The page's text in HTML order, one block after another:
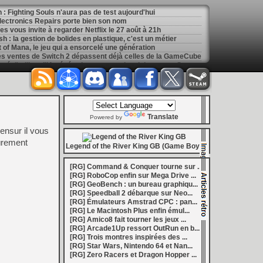
: Fighting Souls n'aura pas de test aujourd'hui
Repairs porte bien son nom
vous invite à regarder Netflix le 27 août à 21h
: la gestion de bolides en plastique, c'est un métier
Mana, le jeu qui a ensorcelé une génération
ventes de Switch 2 dépassent déjà celles de la GameCube
[
GK] Kingdom Hearts : accusé d'utiliser l'IA générative sur son visuel de promo, Square Enix invoque « l'erreur humaine »
de Halo : Campaign Evolved
[
GK] Inspiré par System Shock 2 et Doom 3, le FPS DERELIKT veut vous foutre la trouille à la fin 2026
l’affichage emblématique de la Game Boy
Éclatants » arriveront sur Switch 2 en octobre
: après un accueil mitigé, Game Freak va revoir sa copie
Champions Tactics, le jeu NFT ferme ses portes
: l'hymne ultime à la solitude a déjà quarante ans
le maintien des jeux physiques pour les joueurs
27 veut apporter du sang neuf avec le mode The Grounds
médiéval à petit prix pour la rentrée
des Zelda de la Game Boy arrivera à la rentrée 2026
Vault arrive sur le marché en 1.0
Hunter Wilds avec un prologue gratuit
[
GK] Mémoire cash - Retour sur Hybrid Heaven, l'étrange exclusivité Konami de la Nintendo 64
[
GK] Nouvelle grève à Quantic Dream (Detroit : Become Human) contre les 115 licenciements
[
GK] Mafia The Old Country : l'extension « Homme d'honneur » se dévoile avant sa sortie
Boy disponibles sur le Nintendo Switch Online
Dead : Streets of Survival tient sa date de sortie
[
GK] C'est officiel, Electronic Arts devient la propriété de l'Arabie saoudite et quitte le marché boursier
la 1.0, Amplitude bourre les nouvelles factions
il vous
Powered by Translate
Legend of the River King GB (Game Boy)
[RG] Command & Conquer tourne sur ...
[RG] RoboCop enfin sur Mega Drive ...
[RG] GeoBench : un bureau graphiqu...
[RG] Speedball 2 débarque sur Neo...
[RG] Émulateurs Amstrad CPC : pan...
[RG] Le Macintosh Plus enfin émul...
[RG] Amico8 fait tourner les jeux ...
[RG] Arcade1Up ressort OutRun en b...
[RG] Trois montres inspirées des ...
[RG] Star Wars, Nintendo 64 et Nan...
[RG] Zero Racers et Dragon Hopper ...